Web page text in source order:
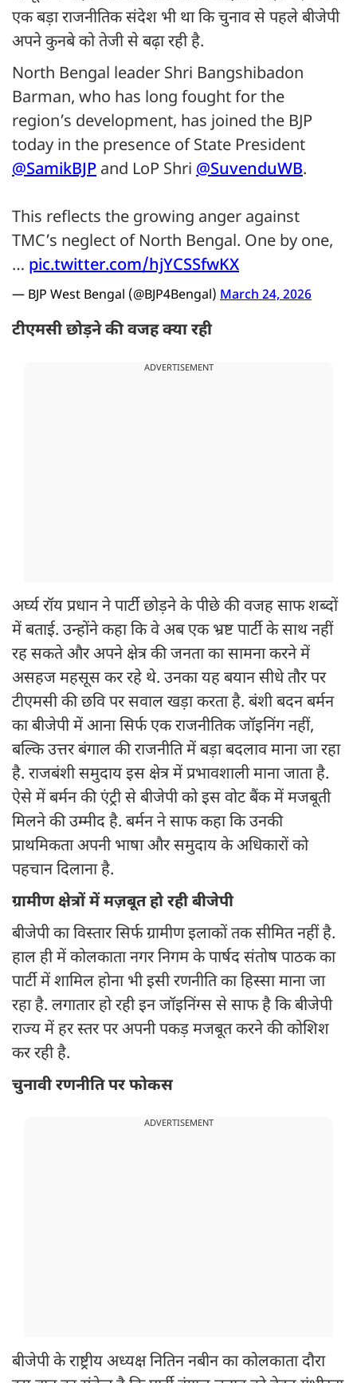
एक बड़ा राजनीतिक संदेश भी था कि चुनाव से पहले बीजेपी
अपने कुनबे को तेजी से बढ़ा रही है.
North Bengal leader Shri Bangshibadon
Barman, who has long fought for the
region’s development, has joined the BJP
today in the presence of State President
@SamikBJP and LoP Shri @SuvenduWB.
This reflects the growing anger against
TMC’s neglect of North Bengal. One by one,
… pic.twitter.com/hjYCSSfwKX
— BJP West Bengal (@BJP4Bengal) March 24, 2026
टीएमसी छोड़ने की वजह क्या रही
ADVERTISEMENT
अर्घ्य रॉय प्रधान ने पार्टी छोड़ने के पीछे की वजह साफ शब्दों
में बताई. उन्होंने कहा कि वे अब एक भ्रष्ट पार्टी के साथ नहीं
रह सकते और अपने क्षेत्र की जनता का सामना करने में
असहज महसूस कर रहे थे. उनका यह बयान सीधे तौर पर
टीएमसी की छवि पर सवाल खड़ा करता है. बंशी बदन बर्मन
का बीजेपी में आना सिर्फ एक राजनीतिक जॉइनिंग नहीं,
बल्कि उत्तर बंगाल की राजनीति में बड़ा बदलाव माना जा रहा
है. राजबंशी समुदाय इस क्षेत्र में प्रभावशाली माना जाता है.
ऐसे में बर्मन की एंट्री से बीजेपी को इस वोट बैंक में मजबूती
मिलने की उम्मीद है. बर्मन ने साफ कहा कि उनकी
प्राथमिकता अपनी भाषा और समुदाय के अधिकारों को
पहचान दिलाना है.
ग्रामीण क्षेत्रों में मज़बूत हो रही बीजेपी
बीजेपी का विस्तार सिर्फ ग्रामीण इलाकों तक सीमित नहीं है.
हाल ही में कोलकाता नगर निगम के पार्षद संतोष पाठक का
पार्टी में शामिल होना भी इसी रणनीति का हिस्सा माना जा
रहा है. लगातार हो रही इन जॉइनिंग्स से साफ है कि बीजेपी
राज्य में हर स्तर पर अपनी पकड़ मजबूत करने की कोशिश
कर रही है.
चुनावी रणनीति पर फोकस
ADVERTISEMENT
बीजेपी के राष्ट्रीय अध्यक्ष नितिन नबीन का कोलकाता दौरा